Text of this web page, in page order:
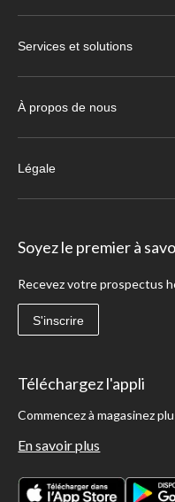
Services et solutions
À propos de nous
Légale
Soyez le premier à
Recevez votre prospectus
S'inscrire
Téléchargez l'appli
Commencez à magasinez
En savoir plus